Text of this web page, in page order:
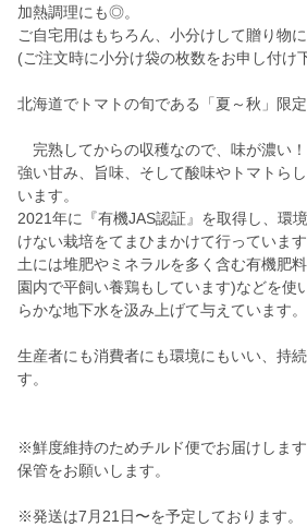
加熱調理にも◎。
ご自宅用はもちろん、小分けして贈り物
(ご注文時に小分け袋の枚数をお申し付け
北海道でトマトの旬である「夏～秋」限定
完熟してからの収穫なので、味が濃い！
強い甘み、旨味、そして酸味やトマトら
います。
2021年に『有機JAS認証』を取得し、環
けない栽培をてまひまかけて行っています
土には堆肥やミネラルを多く含む有機肥
園内で平飼い養鶏もしています)などを使
らかな地下水を汲み上げて与えています。
生産者にも消費者にも環境にもいい、持
す。
※鮮度維持のためチルド便でお届けしま
保管をお願いします。
※発送は7月21日〜を予定しております。